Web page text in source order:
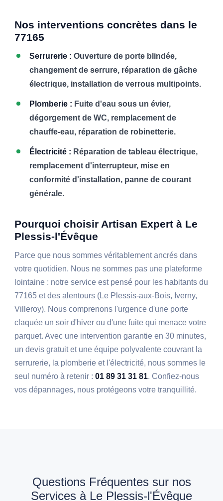
Nos interventions concrètes dans le
77165
Serrurerie : Ouverture de porte blindée,
changement de serrure, réparation de gâche
électrique, installation de verrous multipoints.
Plomberie : Fuite d'eau sous un évier,
dégorgement de WC, remplacement de
chauffe-eau, réparation de robinetterie.
Électricité : Réparation de tableau électrique,
remplacement d'interrupteur, mise en
conformité d'installation, panne de courant
générale.
Pourquoi choisir Artisan Expert à Le
Plessis-l'Évêque
Parce que nous sommes véritablement ancrés dans
votre quotidien. Nous ne sommes pas une plateforme
lointaine : notre service est pensé pour les habitants du
77165 et des alentours (Le Plessis-aux-Bois, Iverny,
Villeroy). Nous comprenons l'urgence d'une porte
claquée un soir d'hiver ou d'une fuite qui menace votre
parquet. Avec une intervention garantie en 30 minutes,
un devis gratuit et une équipe polyvalente couvrant la
serrurerie, la plomberie et l'électricité, nous sommes le
seul numéro à retenir :01 89 31 31 81. Confiez-nous
vos dépannages, nous protégeons votre tranquillité.
Questions Fréquentes sur nos
Services à Le Plessis-l'Évêque